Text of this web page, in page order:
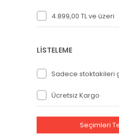
4.899,00 TL ve üzeri
LİSTELEME
Sadece stoktakileri
Ücretsiz Kargo
Seçimleri